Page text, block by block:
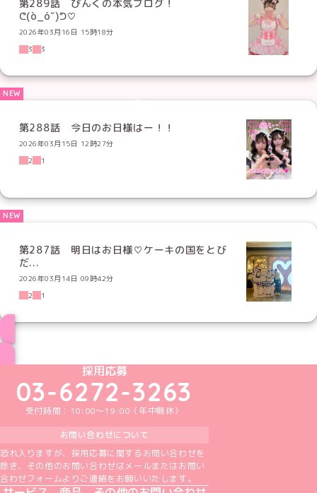
第289話 ぴんくの本気ブログ！
ᕦ(ò_óˇ)ᕤ♡
2026年03月16日 15時18分
3
3
第288話 今日のお日様はー！！
2026年03月15日 12時27分
2
1
第287話 明日はお日様♡ケーキの国をとび
だ...
2026年03月14日 09時42分
2
1
めいどりーみんTikTok公式アカウント
めいどりーみんX公式アカウント
めいどりーみんInstagram公式アカウント
めいどりーみんFacebook公式アカウン
めいどりーみんYouTube公式アカ
採用応募
03-6272-3263
受付時間：10:00～19:00（年中無休）
お問い合わせについて
恐れ入りますが、採用応募に関するお問い合わせを
除き、その他のお問い合わせはメールまたはお問い
合わせフォームよりご連絡をお願いいたします。